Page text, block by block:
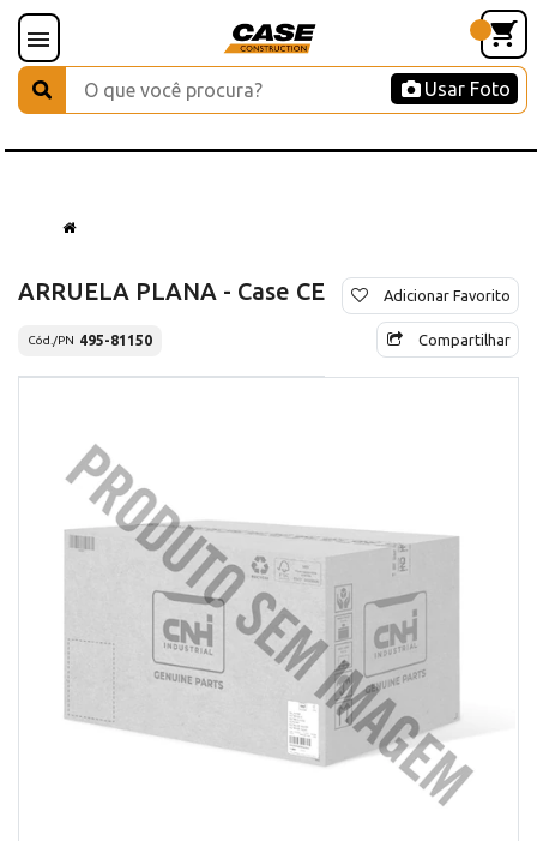
Usar Foto
ARRUELA PLANA - Case CE
Cód./PN 495-81150
Adicionar Favorito
Compartilhar